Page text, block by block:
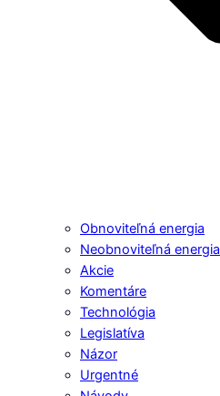
Obnoviteľná energia
Neobnoviteľná energia
Akcie
Komentáre
Technológia
Legislatíva
Názor
Urgentné